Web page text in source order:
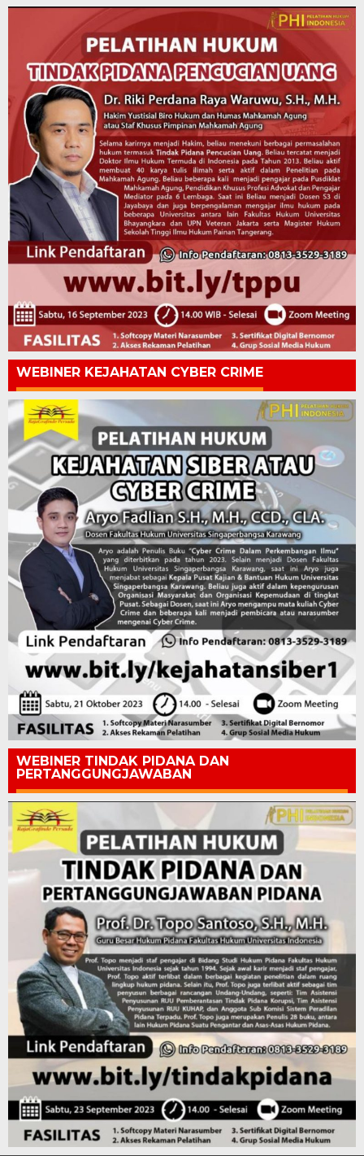
WEBINER KEJAHATAN CYBER CRIME
WEBINER TINDAK PIDANA DAN
PERTANGGUNGJAWABAN